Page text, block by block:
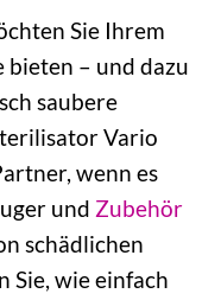
Sie Ihrem
bieten – und dazu
saubere
Vario
wenn es
und Zubehör
schädlichen
Sie, wie einfach